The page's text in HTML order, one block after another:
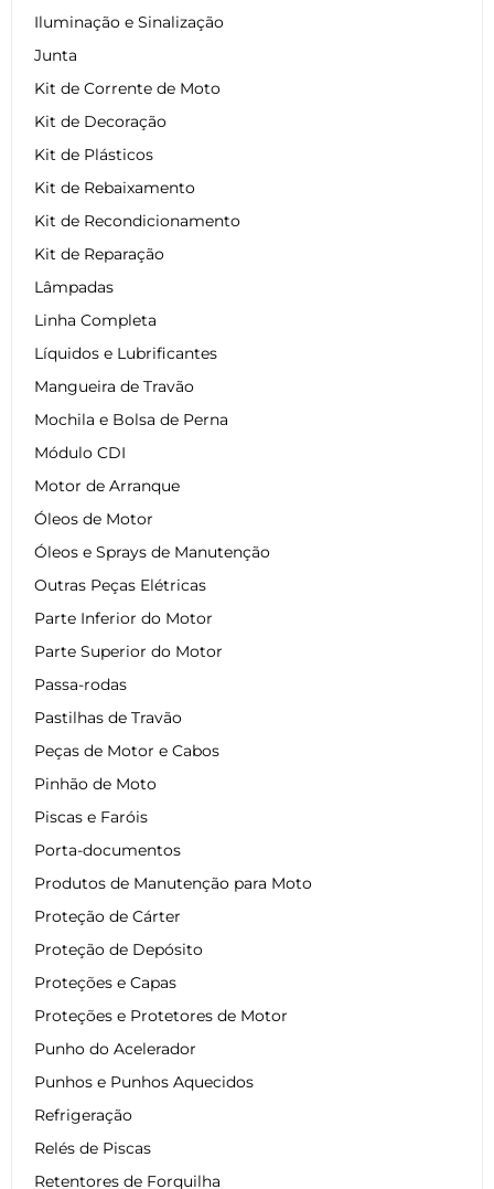
Iluminação e Sinalização
Junta
Kit de Corrente de Moto
Kit de Decoração
Kit de Plásticos
Kit de Rebaixamento
Kit de Recondicionamento
Kit de Reparação
Lâmpadas
Linha Completa
Líquidos e Lubrificantes
Mangueira de Travão
Mochila e Bolsa de Perna
Módulo CDI
Motor de Arranque
Óleos de Motor
Óleos e Sprays de Manutenção
Outras Peças Elétricas
Parte Inferior do Motor
Parte Superior do Motor
Passa-rodas
Pastilhas de Travão
Peças de Motor e Cabos
Pinhão de Moto
Piscas e Faróis
Porta-documentos
Produtos de Manutenção para Moto
Proteção de Cárter
Proteção de Depósito
Proteções e Capas
Proteções e Protetores de Motor
Punho do Acelerador
Punhos e Punhos Aquecidos
Refrigeração
Relés de Piscas
Retentores de Forquilha